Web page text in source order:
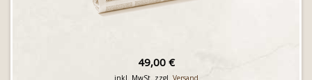
49,00 €
inkl. MwSt. zzgl. Versand